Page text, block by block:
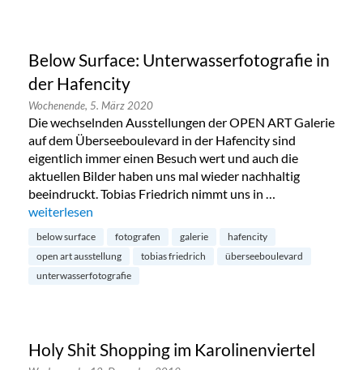
Below Surface: Unterwasserfotografie in
der Hafencity
Wochenende, 5. März 2020
Die wechselnden Ausstellungen der OPEN ART Galerie
auf dem Überseeboulevard in der Hafencity sind
eigentlich immer einen Besuch wert und auch die
aktuellen Bilder haben uns mal wieder nachhaltig
beeindruckt. Tobias Friedrich nimmt uns in …
„Below Surface: Unterwasserfotografie in der Hafencity“
weiterlesen
below surface fotografen galerie
hafencity
open art ausstellung
tobias friedrich
überseeboulevard
unterwasserfotografie
Holy Shit Shopping im Karolinenviertel